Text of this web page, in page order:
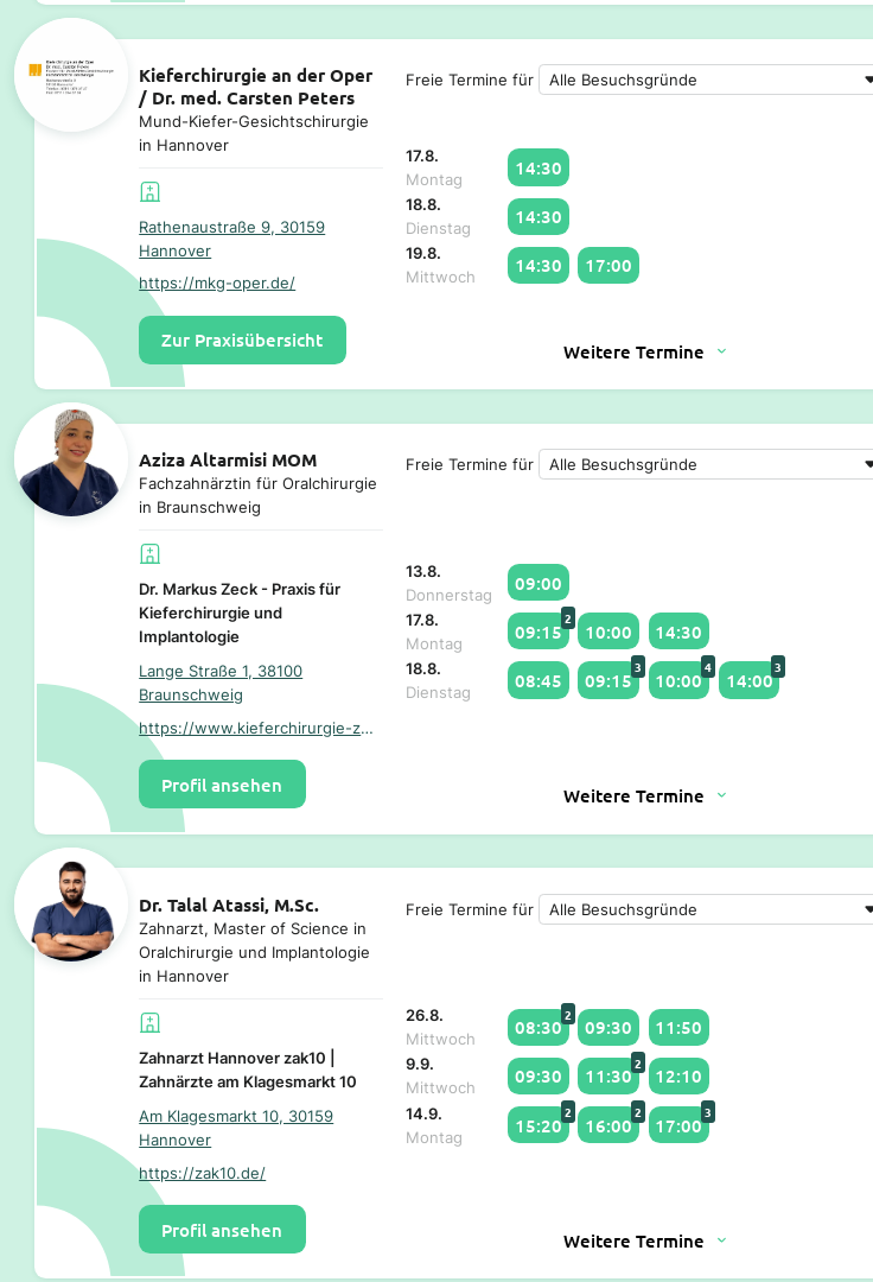
Kieferchirurgie an der Oper
/ Dr. med. Carsten Peters
Mund-Kiefer-Gesichtschirurgie
in Hannover
Rathenaustraße 9, 30159
Hannover
https://mkg-oper.de/
Zur Praxisübersicht
Freie Termine für
17.8.
Montag
14:30
18.8.
Dienstag
14:30
19.8.
Mittwoch
14:30 17:00
Weitere Termine
Aziza Altarmisi MOM
Fachzahnärztin für Oralchirurgie
in Braunschweig
Dr. Markus Zeck - Praxis für
Kieferchirurgie und
Implantologie
Lange Straße 1, 38100
Braunschweig
https://www.kieferchirurgie-zeck.de/
Profil ansehen
Freie Termine für
13.8.
Donnerstag
09:00
17.8.
Montag
09:15
2
10:00 14:30
18.8.
Dienstag
08:45 09:15
3
10:00
4
14:00
3
Weitere Termine
Dr. Talal Atassi, M.Sc.
Zahnarzt, Master of Science in
Oralchirurgie und Implantologie
in Hannover
Zahnarzt Hannover zak10 |
Zahnärzte am Klagesmarkt 10
Am Klagesmarkt 10, 30159
Hannover
https://zak10.de/
Profil ansehen
Freie Termine für
26.8.
Mittwoch
08:30
2
09:30 11:50
9.9.
Mittwoch
09:30 11:30
2
12:10
14.9.
Montag
15:20
2
16:00
2
17:00
3
Weitere Termine